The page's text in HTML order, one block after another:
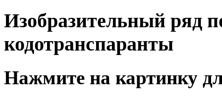
Изобразительный ряд
кодотранспаранты
Нажмите на картинку